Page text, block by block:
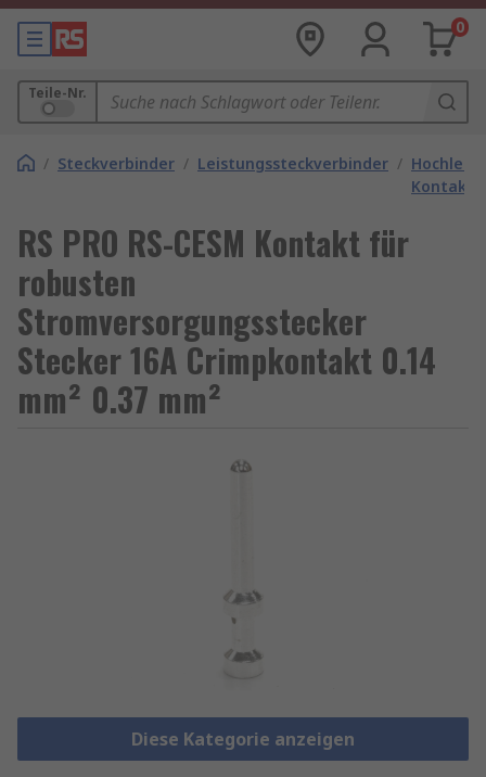
0
Teile-Nr.
/ Steckverbinder / Leistungssteckverbinder /
Kontakte
RS PRO RS-CESM Kontakt für
robusten
Stromversorgungsstecker
Stecker 16A Crimpkontakt 0.14
mm² 0.37 mm²
Diese Kategorie anzeigen